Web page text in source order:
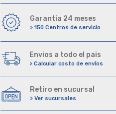
Garantia 24 meses
> 150 Centros de servicio
Envios a todo el pais
> Calcular costo de envíos
Retiro en sucursal
> Ver sucursales